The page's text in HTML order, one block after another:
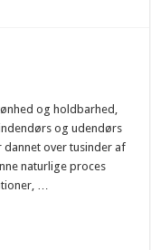
og holdbarhed,
og udendørs
dannet over tusinder af
naturlige proces
…